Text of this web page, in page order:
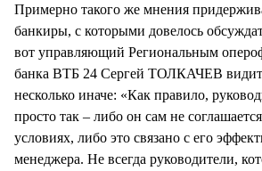
Примерно такого же мнения
банкиры, с которыми довелось
вот управляющий Региональным
банка ВТБ 24 Сергей ТОЛКАЧЕВ
несколько иначе: «Как правило,
просто так – либо он сам не
условиях, либо это связано с его
менеджера. Не всегда руководители,